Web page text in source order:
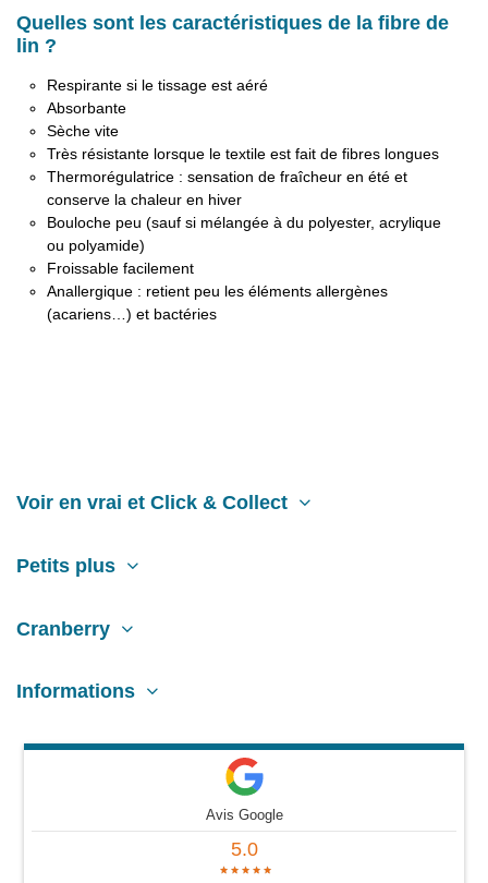
Quelles sont les caractéristiques de la fibre de
lin ?
Respirante si le tissage est aéré
Absorbante
Sèche vite
Très résistante lorsque le textile est fait de fibres longues
Thermorégulatrice : sensation de fraîcheur en été et
conserve la chaleur en hiver
Bouloche peu (sauf si mélangée à du polyester, acrylique
ou polyamide)
Froissable facilement
Anallergique : retient peu les éléments allergènes
(acariens…) et bactéries
Voir en vrai et Click & Collect
Petits plus
Cranberry
Informations
Avis Google
5.0